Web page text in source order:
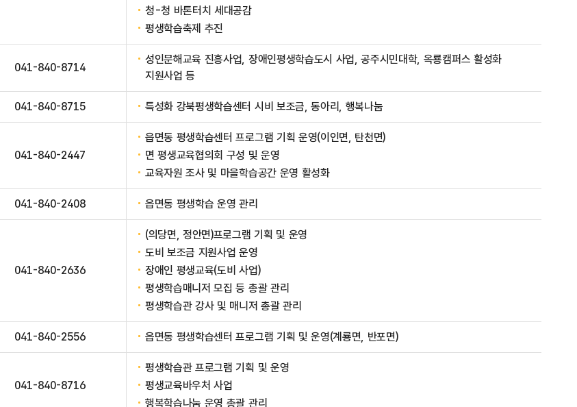
청-청 바톤터치 세대공감
평생학습축제 추진
041-840-8714
성인문해교육 진흥사업, 장애인평생학습도시 사업, 공주시민대학, 옥룡캠퍼스 활성화
지원사업 등
041-840-8715 특성화 강북평생학습센터 시비 보조금, 동아리, 행복나눔
041-840-2447
읍면동 평생학습센터 프로그램 기획 운영(이인면, 탄천면)
면 평생교육협의회 구성 및 운영
교육자원 조사 및 마을학습공간 운영 활성화
041-840-2408 읍면동 평생학습 운영 관리
041-840-2636
(의당면, 정안면)프로그램 기획 및 운영
도비 보조금 지원사업 운영
장애인 평생교육(도비 사업)
평생학습매니저 모집 등 총괄 관리
평생학습관 강사 및 매니저 총괄 관리
041-840-2556 읍면동 평생학습센터 프로그램 기획 및 운영(계룡면, 반포면)
041-840-8716
평생학습관 프로그램 기획 및 운영
평생교육바우처 사업
행복학습나눔 운영 총괄 관리